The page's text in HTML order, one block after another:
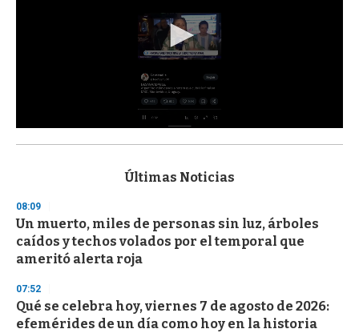
s
d
s
o
f
3
s
e
c
o
Últimas Noticias
08:09
Un muerto, miles de personas sin luz, árboles
caídos y techos volados por el temporal que
ameritó alerta roja
07:52
Qué se celebra hoy, viernes 7 de agosto de 2026:
efemérides de un día como hoy en la historia